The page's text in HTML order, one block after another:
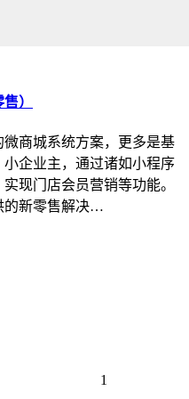
）
商城系统方案，更多是基
企业主，通过诸如小程序
现门店会员营销等功能。
的新零售解决…
1